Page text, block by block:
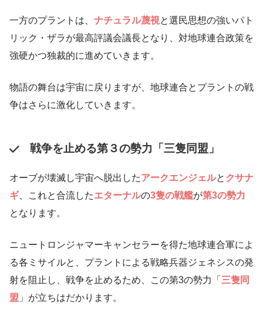
一方のプラントは、 ナチュラル蔑視と選民思想の強いパト
リック・ザラが最高評議会議長となり、対地球連合政策を
強硬かつ独裁的に進めていきます。
物語の舞台は宇宙に戻りますが、地球連合とプラントの戦
争はさらに激化していきます。
戦争を止める第３の勢力「三隻同盟」
オーブが壊滅し宇宙へ脱出したアークエンジェルと クサナ
ギ、これと合流したエターナルの3隻の戦艦が第3の勢力
となります。
ニュートロンジャマーキャンセラーを得た地球連合軍によ
る各ミサイルと、プラントによる戦略兵器ジェネシスの発
射を阻止し、戦争を止めるため、この第3の勢力「 三隻同
盟 」が立ちはだかります。